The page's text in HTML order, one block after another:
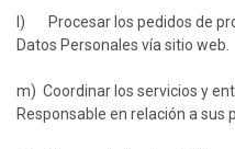
l) Procesar los pedidos de
Datos Personales vía sitio web.
m) Coordinar los servicios y
Responsable en relación a sus